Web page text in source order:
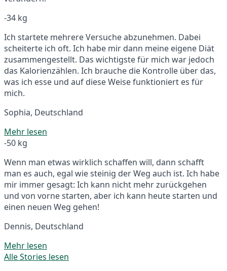
-34 kg
Ich startete mehrere Versuche abzunehmen. Dabei
scheiterte ich oft. Ich habe mir dann meine eigene Diät
zusammengestellt. Das wichtigste für mich war jedoch
das Kalorienzählen. Ich brauche die Kontrolle über das,
was ich esse und auf diese Weise funktioniert es für
mich.
Sophia, Deutschland
Mehr lesen
-50 kg
Wenn man etwas wirklich schaffen will, dann schafft
man es auch, egal wie steinig der Weg auch ist. Ich habe
mir immer gesagt: Ich kann nicht mehr zurückgehen
und von vorne starten, aber ich kann heute starten und
einen neuen Weg gehen!
Dennis, Deutschland
Mehr lesen
Alle Stories lesen